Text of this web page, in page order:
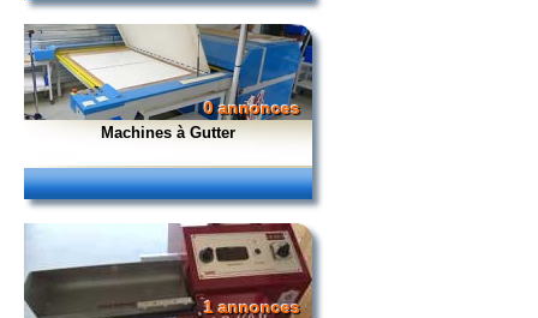
0 annonces
Machines à Gutter
1 annonces